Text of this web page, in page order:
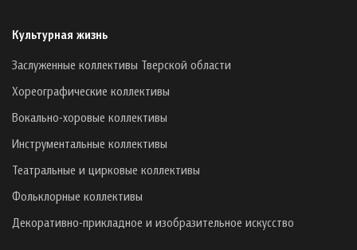
Культурная жизнь
Заслуженные коллективы Тверской области
Хореографические коллективы
Вокально-хоровые коллективы
Инструментальные коллективы
Театральные и цирковые коллективы
Фольклорные коллективы
Декоративно-прикладное и изобразительное искусство